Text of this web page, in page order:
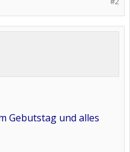
Gebutstag und alles